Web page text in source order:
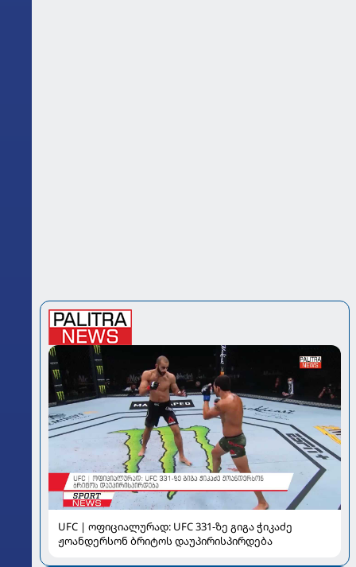
UFC | ოფიციალურად: UFC 331-ზე გიგა ჭიკაძე
ჟოანდერსონ ბრიტოს დაუპირისპირდება